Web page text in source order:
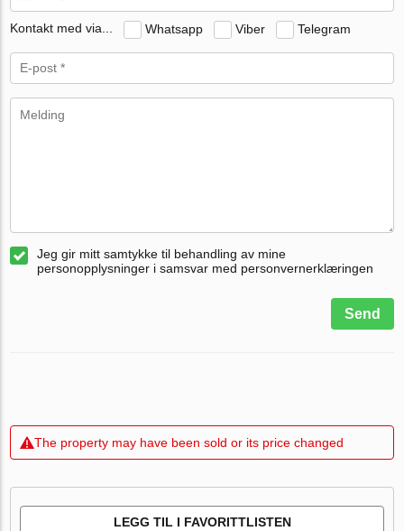
Kontakt med via... Whatsapp Viber Telegram
Jeg gir mitt samtykke til behandling av mine
personopplysninger i samsvar med personvernerklæringen
Send
The property may have been sold or its price changed
LEGG TIL I FAVORITTLISTEN